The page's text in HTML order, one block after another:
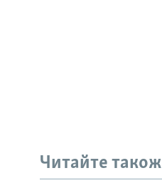
Читайте також